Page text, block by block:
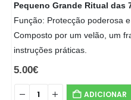
Pequeno Grande Ritual das
Função: Protecção poderosa
Composto por um velão, um
instruções práticas.
5.00€
ADICIONAR